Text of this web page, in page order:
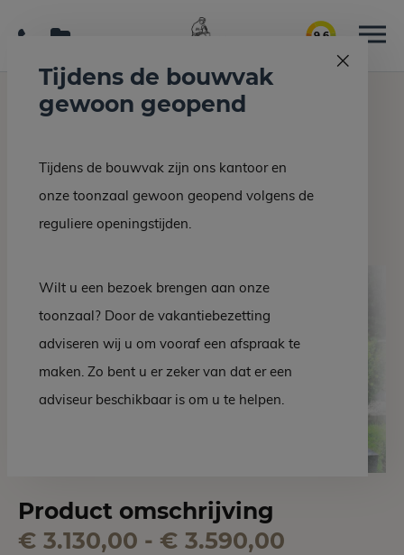
9.6
Home Grafmonumenten DZ 28-10
DZ 28-10
Product omschrijving
€ 3.130,00 - € 3.590,00
Tijdens de bouwvak
gewoon geopend
Tijdens de bouwvak zijn ons kantoor en
onze toonzaal gewoon geopend volgens de
reguliere openingstijden.
Wilt u een bezoek brengen aan onze
toonzaal? Door de vakantiebezetting
adviseren wij u om vooraf een afspraak te
maken. Zo bent u er zeker van dat er een
adviseur beschikbaar is om u te helpen.